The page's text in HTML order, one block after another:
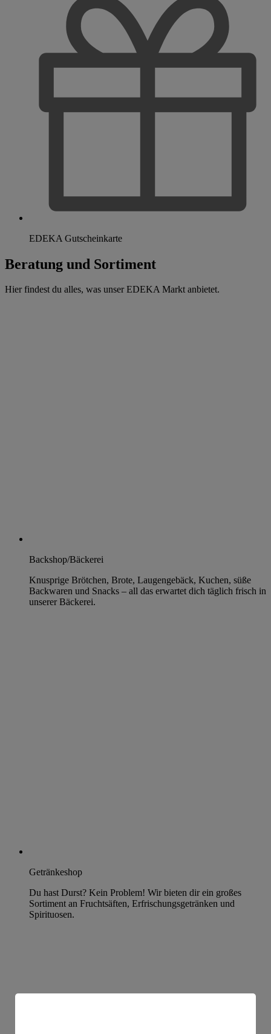
EDEKA Gutscheinkarte
Beratung und Sortiment
Hier findest du alles, was unser EDEKA Markt anbietet.
Backshop/Bäckerei
Knusprige Brötchen, Brote, Laugengebäck, Kuchen, süße
Backwaren und Snacks – all das erwartet dich täglich frisch in
unserer Bäckerei.
Getränkeshop
Du hast Durst? Kein Problem! Wir bieten dir ein großes
Sortiment an Fruchtsäften, Erfrischungsgetränken und
Spirituosen.